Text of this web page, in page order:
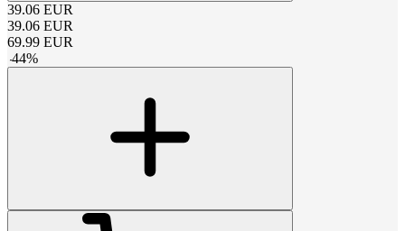
39.06 EUR
39.06 EUR
69.99 EUR
-44%